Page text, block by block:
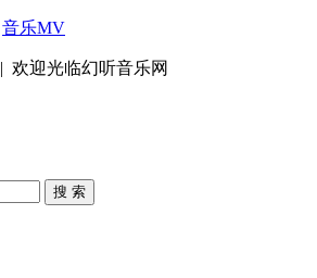
音乐MV
| 欢迎光临幻听音乐网
搜 索